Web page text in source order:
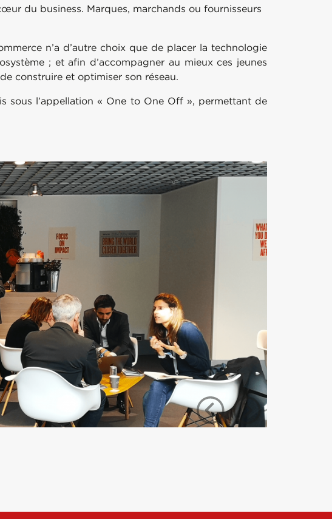
du business. Marques, marchands ou fournisseurs
n’a d’autre choix que de placer la technologie
; et afin d’accompagner au mieux ces jeunes
construire et optimiser son réseau.
sous l’appellation « One to One Off », permettant de